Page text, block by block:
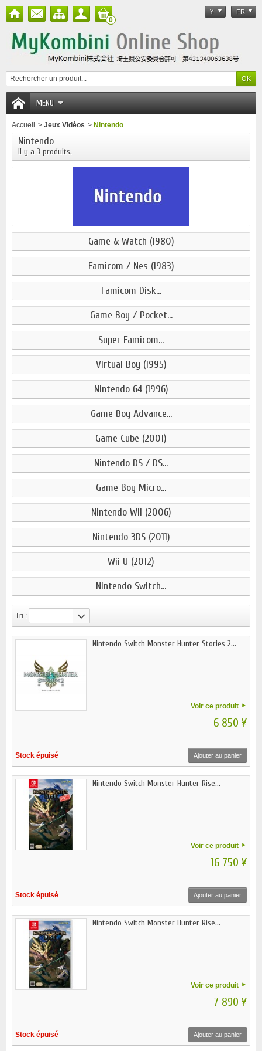
¥ FR
0
MENU
Accueil > Jeux Vidéos > Nintendo
Nintendo
Il y a 3 produits.
Game & Watch (1980)
Famicom / Nes (1983)
Famicom Disk...
Game Boy / Pocket...
Super Famicom...
Virtual Boy (1995)
Nintendo 64 (1996)
Game Boy Advance...
Game Cube (2001)
Nintendo DS / DS...
Game Boy Micro...
Nintendo WII (2006)
Nintendo 3DS (2011)
Wii U (2012)
Nintendo Switch...
Tri : --
Nintendo Switch Monster Hunter Stories 2...
Voir ce produit
6 850 ¥
Stock épuisé Ajouter au panier
Nintendo Switch Monster Hunter Rise...
Voir ce produit
16 750 ¥
Stock épuisé Ajouter au panier
Nintendo Switch Monster Hunter Rise...
Voir ce produit
7 890 ¥
Stock épuisé Ajouter au panier